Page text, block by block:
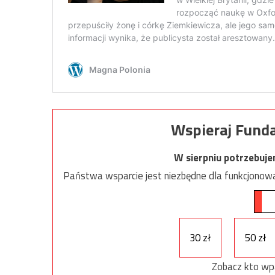
Wspieraj
W sierpniu
Państwa wsparcie jest niezbędne dla
30 zł 50 zł
Zobacz kto